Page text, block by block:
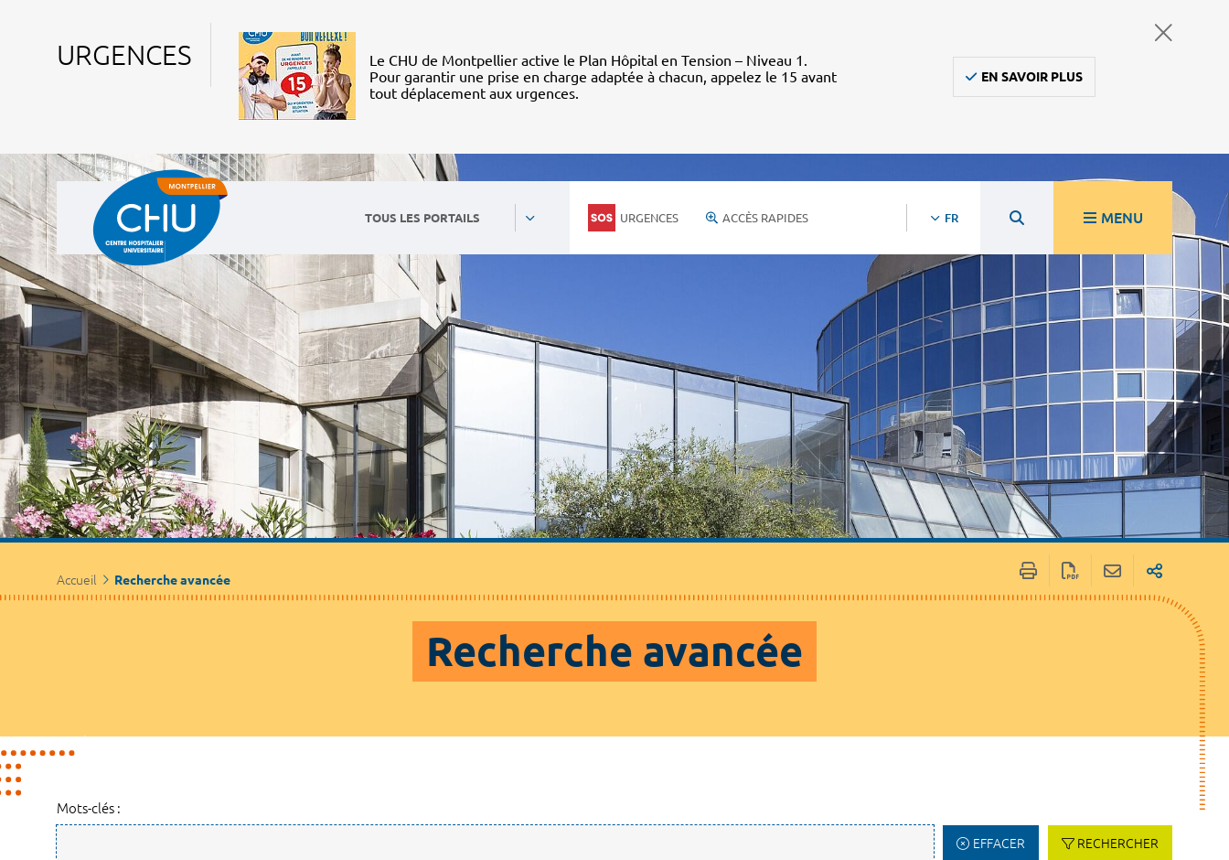
URGENCES
Le CHU de Montpellier active le Plan Hôpital en Tension – Niveau 1.
Pour garantir une prise en charge adaptée à chacun, appelez le 15 avant
tout déplacement aux urgences.
EN SAVOIR PLUS
TOUS LES PORTAILS URGENCES ACCÈS RAPIDES FR MENU
Accueil Recherche avancée
Recherche avancée
Mots-clés :
EFFACER RECHERCHER